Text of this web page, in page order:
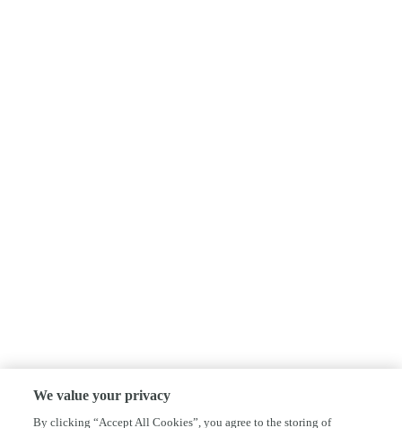
We value your privacy
By clicking “Accept All Cookies”, you agree to the storing of